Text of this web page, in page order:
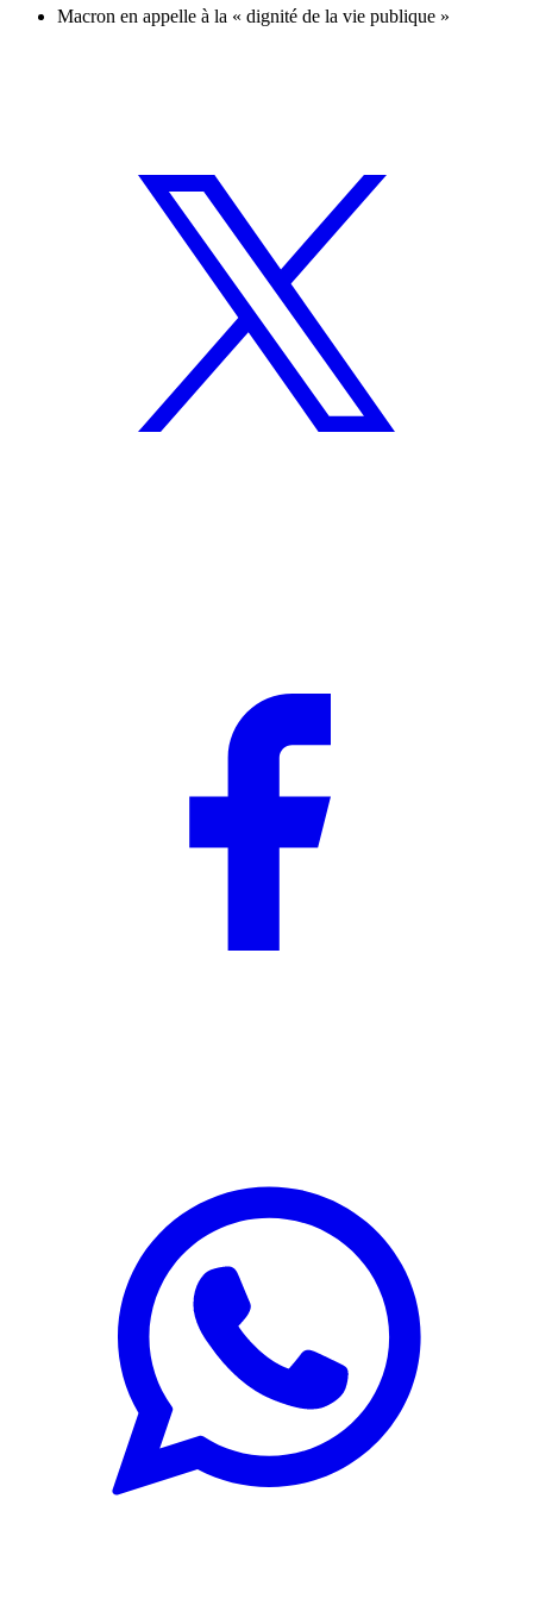
Macron en appelle à la « dignité de la vie publique »